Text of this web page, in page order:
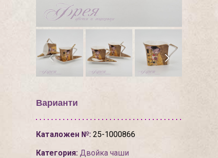
Варианти
Каталожен №: 25-1000866
Категория: Двойкa чаши